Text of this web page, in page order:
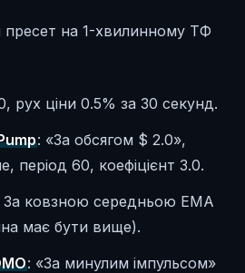
пресет на 1-хвилинному ТФ
рух ціни 0.5% за 30 секунд.
: «За обсягом $ 2.0»,
період 60, коефіцієнт 3.0.
За ковзною середньою EMA
має бути вище).
: «За минулим імпульсом»